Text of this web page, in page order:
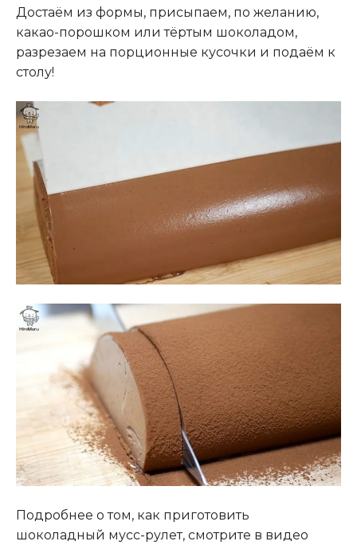
Достаём из формы, присыпаем, по желанию,
какао-порошком или тёртым шоколадом,
разрезаем на порционные кусочки и подаём к
столу!
Подробнее о том, как приготовить
шоколадный мусс-рулет, смотрите в видео